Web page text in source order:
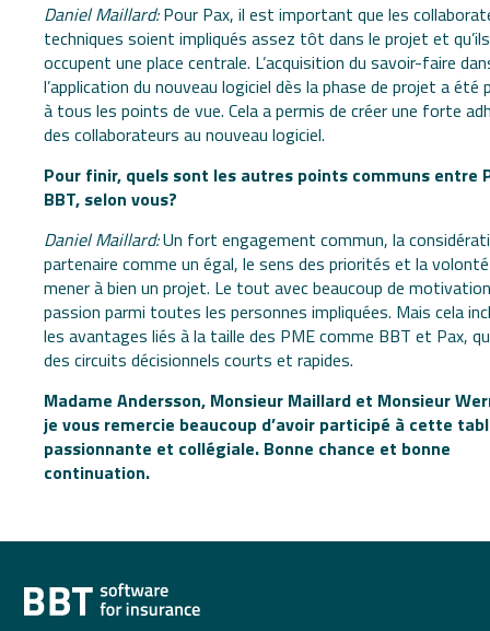
Daniel Maillard:Pour Pax, il est important que les
techniques soient impliqués assez tôt dans le projet et
occupent une place centrale. L’acquisition du savoir-faire
l’application du nouveau logiciel dès la phase de projet a été
à tous les points de vue. Cela a permis de créer une forte
des collaborateurs au nouveau logiciel.
Pour finir, quels sont les autres points communs entre
BBT, selon vous?
Daniel Maillard:Un fort engagement commun, la
partenaire comme un égal, le sens des priorités et la
mener à bien un projet. Le tout avec beaucoup de
passion parmi toutes les personnes impliquées. Mais cela
les avantages liés à la taille des PME comme BBT et Pax,
des circuits décisionnels courts et rapides.
Madame Andersson, Monsieur Maillard et Monsieur
je vous remercie beaucoup d’avoir participé à cette
passionnante et collégiale. Bonne chance et bonne
continuation.